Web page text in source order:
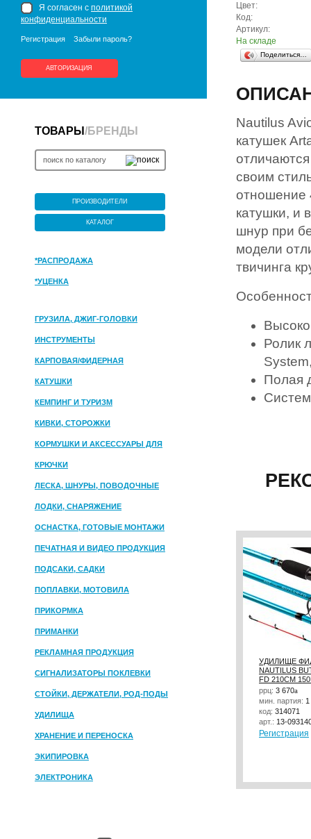
Я согласен с политикой
конфиденциальности
Регистрация Забыли пароль?
АВТОРИЗАЦИЯ
ТОВАРЫ /БРЕНДЫ
ПРОИЗВОДИТЕЛИ
КАТАЛОГ
*РАСПРОДАЖА
*УЦЕНКА
ГРУЗИЛА, ДЖИГ-ГОЛОВКИ
ИНСТРУМЕНТЫ
КАРПОВАЯ/ФИДЕРНАЯ
КАТУШКИ
КЕМПИНГ И ТУРИЗМ
КИВКИ, СТОРОЖКИ
КОРМУШКИ И АКСЕССУАРЫ ДЛЯ
ПРИКОРМКИ
КРЮЧКИ
ЛЕСКА, ШНУРЫ, ПОВОДОЧНЫЕ
МАТЕРИАЛЫ
ЛОДКИ, СНАРЯЖЕНИЕ
ОСНАСТКА, ГОТОВЫЕ МОНТАЖИ
ПЕЧАТНАЯ И ВИДЕО ПРОДУКЦИЯ
ПОДСАКИ, САДКИ
ПОПЛАВКИ, МОТОВИЛА
ПРИКОРМКА
ПРИМАНКИ
РЕКЛАМНАЯ ПРОДУКЦИЯ
СИГНАЛИЗАТОРЫ ПОКЛЕВКИ
СТОЙКИ, ДЕРЖАТЕЛИ, РОД-ПОДЫ
УДИЛИЩА
ХРАНЕНИЕ И ПЕРЕНОСКА
ЭКИПИРОВКА
ЭЛЕКТРОНИКА
Цвет:
Код:
Артикул:
На складе
Поделиться…
Nautilus
катушек
своим
отношение
катушки, и
шнур при
модели
твичинга
Ролик
Полая
УДИЛИЩЕ
NAUTILUS
FD 210СМ
ррц: 3 670a
мин. партия: 1
код: 314071
арт.: 13-
Регистрация